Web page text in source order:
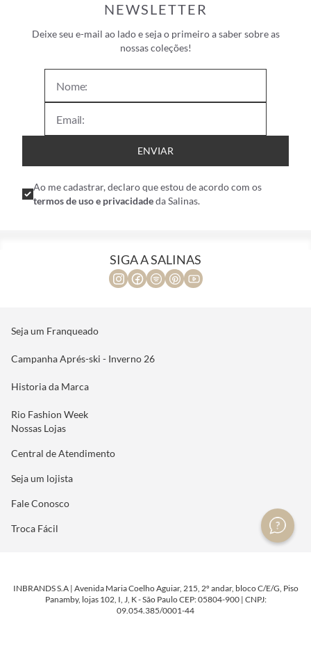
NEWSLETTER
Deixe seu e-mail ao lado e seja o primeiro a saber sobre as
nossas coleções!
ENVIAR
Ao me cadastrar, declaro que estou de acordo com os
termos de uso e privacidadeda Salinas.
SIGA A SALINAS
Seja um Franqueado
Campanha Aprés-ski - Inverno 26
Historia da Marca
Rio Fashion Week
Nossas Lojas
Central de Atendimento
Seja um lojista
Fale Conosco
Troca Fácil
INBRANDS S.A | Avenida Maria Coelho Aguiar, 215, 2º andar, bloco C/E/G, Piso
Panamby, lojas 102, I, J, K - São Paulo CEP: 05804-900 | CNPJ:
09.054.385/0001-44